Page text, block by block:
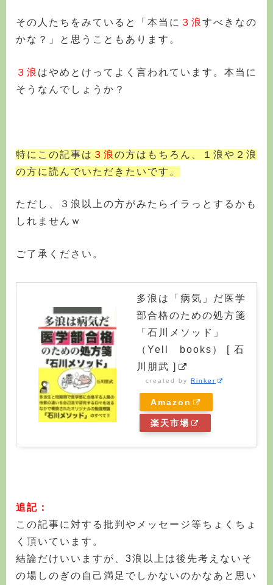
その人たちをみていると「本当に ３浪すべきなの
かな？」
と思うこともあります。
３浪 はやめとけってよく言われています。本当に
そうなんでしょうか？
特にこの記事は ３浪の方はもちろん、１浪や２浪
の方に読んでいただきたいです。
ただし、３浪以上の方がみたらイラっとするかも
しれませんｗ
ご了承ください。
多浪は「病気」だ医学
部合格のための処方箋
「石川メソッド」
（Yell books） [ 石
川朋武 ]
created by Rinker
Amazon
楽天市場
追記：
この記事に対する批判やメッセージ等ちょくちょ
く頂いています。
結論だけいいますが、3浪以上は後先考えないそ
の場しのぎの自己満足でしかないのかなあと思い